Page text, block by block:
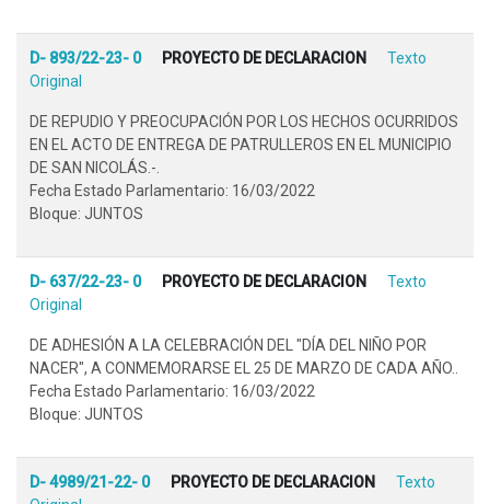
D- 893/22-23- 0 PROYECTO DE DECLARACION
Texto
Original
DE REPUDIO Y PREOCUPACIÓN POR LOS HECHOS OCURRIDOS
EN EL ACTO DE ENTREGA DE PATRULLEROS EN EL MUNICIPIO
DE SAN NICOLÁS.-.
Fecha Estado Parlamentario: 16/03/2022
Bloque: JUNTOS
D- 637/22-23- 0 PROYECTO DE DECLARACION
Texto
Original
DE ADHESIÓN A LA CELEBRACIÓN DEL "DÍA DEL NIÑO POR
NACER", A CONMEMORARSE EL 25 DE MARZO DE CADA AÑO..
Fecha Estado Parlamentario: 16/03/2022
Bloque: JUNTOS
D- 4989/21-22- 0 PROYECTO DE DECLARACION
Texto